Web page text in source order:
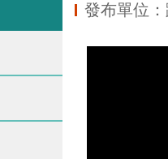
發布單位